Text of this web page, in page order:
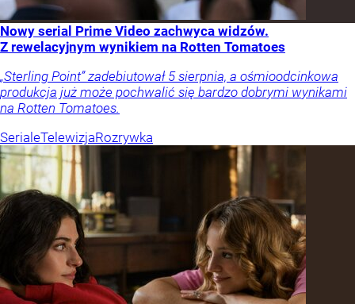
Nowy serial Prime Video zachwyca widzów.
Z rewelacyjnym wynikiem na Rotten Tomatoes
„Sterling Point” zadebiutował 5 sierpnia, a ośmioodcinkowa
produkcja już może pochwalić się bardzo dobrymi wynikami
na Rotten Tomatoes.
SerialeTelewizjaRozrywka